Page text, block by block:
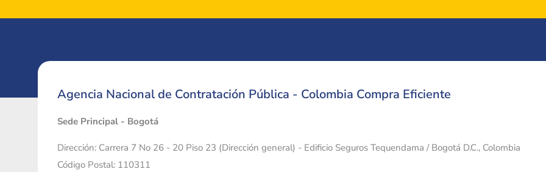
Agencia Nacional de Contratación Pública - Colombia Compra Eficiente
Sede Principal - Bogotá
Dirección: Carrera 7 No 26 - 20 Piso 23 (Dirección general) - Edificio Seguros Tequendama / Bogotá D.C., Colombia
Código Postal: 110311